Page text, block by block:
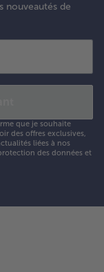
nouveautés de
que je souhaite
des offres exclusives,
liées à nos
des données et